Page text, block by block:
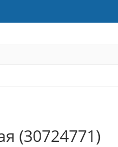
(30724771)